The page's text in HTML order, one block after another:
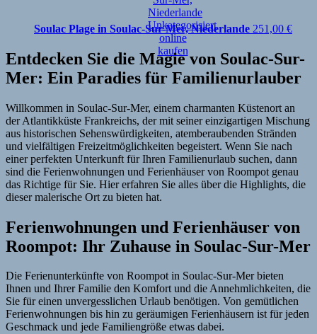
Soulac Plage in Soulac-Sur-Mer, Niederlande 251,00 €
Entdecken Sie die Magie von Soulac-Sur-
Mer: Ein Paradies für Familienurlauber
Willkommen in Soulac-Sur-Mer, einem charmanten Küstenort an
der Atlantikküste Frankreichs, der mit seiner einzigartigen Mischung
aus historischen Sehenswürdigkeiten, atemberaubenden Stränden
und vielfältigen Freizeitmöglichkeiten begeistert. Wenn Sie nach
einer perfekten Unterkunft für Ihren Familienurlaub suchen, dann
sind die Ferienwohnungen und Ferienhäuser von Roompot genau
das Richtige für Sie. Hier erfahren Sie alles über die Highlights, die
dieser malerische Ort zu bieten hat.
Ferienwohnungen und Ferienhäuser von
Roompot: Ihr Zuhause in Soulac-Sur-Mer
Die Ferienunterkünfte von Roompot in Soulac-Sur-Mer bieten
Ihnen und Ihrer Familie den Komfort und die Annehmlichkeiten, die
Sie für einen unvergesslichen Urlaub benötigen. Von gemütlichen
Ferienwohnungen bis hin zu geräumigen Ferienhäusern ist für jeden
Geschmack und jede Familiengröße etwas dabei.